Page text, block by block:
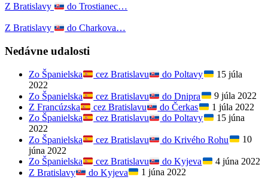
Z Bratislavy do Trostianec…
Z Bratislavy do Charkova…
Nedávne udalosti
Zo Španielska cez Bratislavu do Poltavy
15 júla
2022
Zo Španielska
cez Bratislavu do Dnipra
9 júla 2022
Z Francúzska
cez Bratislavu do Čerkas
1 júla 2022
Zo Španielska
cez Bratislavu do Poltavy
15 júna
2022
Zo Španielska
cez Bratislavu do Krivého Rohu
10
júna 2022
Zo Španielska
cez Bratislavu do Kyjeva
4 júna 2022
Z Bratislavy
do Kyjeva 1 júna 2022